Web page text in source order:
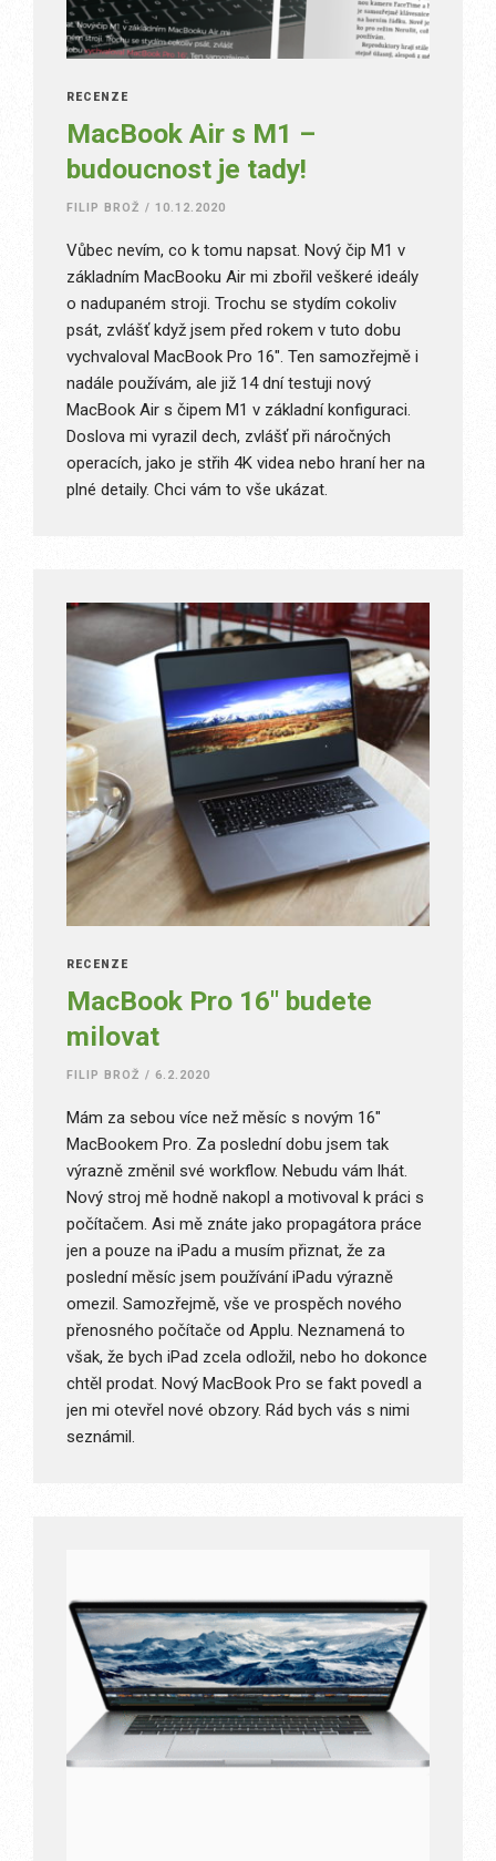
RECENZE
MacBook Air s M1 –
budoucnost je tady!
FILIP BROŽ / 10.12.2020
Vůbec nevím, co k tomu napsat. Nový čip M1 v
základním MacBooku Air mi zbořil veškeré ideály
o nadupaném stroji. Trochu se stydím cokoliv
psát, zvlášť když jsem před rokem v tuto dobu
vychvaloval MacBook Pro 16″. Ten samozřejmě i
nadále používám, ale již 14 dní testuji nový
MacBook Air s čipem M1 v základní konfiguraci.
Doslova mi vyrazil dech, zvlášť při náročných
operacích, jako je střih 4K videa nebo hraní her na
plné detaily. Chci vám to vše ukázat.
RECENZE
MacBook Pro 16″ budete
milovat
FILIP BROŽ / 6.2.2020
Mám za sebou více než měsíc s novým 16″
MacBookem Pro. Za poslední dobu jsem tak
výrazně změnil své workflow. Nebudu vám lhát.
Nový stroj mě hodně nakopl a motivoval k práci s
počítačem. Asi mě znáte jako propagátora práce
jen a pouze na iPadu a musím přiznat, že za
poslední měsíc jsem používání iPadu výrazně
omezil. Samozřejmě, vše ve prospěch nového
přenosného počítače od Applu. Neznamená to
však, že bych iPad zcela odložil, nebo ho dokonce
chtěl prodat. Nový MacBook Pro se fakt povedl a
jen mi otevřel nové obzory. Rád bych vás s nimi
seznámil.